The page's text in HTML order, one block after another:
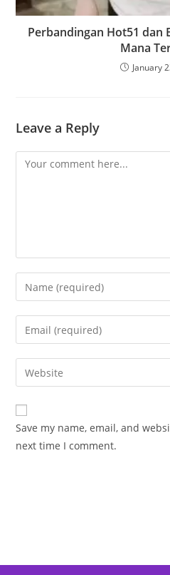
Perbandingan Hot51 dan
Mana
January
Leave a Reply
Comment
Enter
your
name
comment
Enter
your
email
address
comment
Enter
your
website
URL
(optional)
Save my name, email, and
next time I comment.